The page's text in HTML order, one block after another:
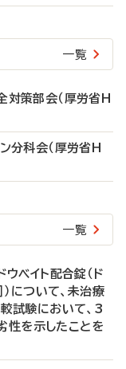
一覧
策部会（厚労省H
分科会（厚労省H
一覧
ベイト配合錠（ド
について、未治療
試験において、3
を示したことを